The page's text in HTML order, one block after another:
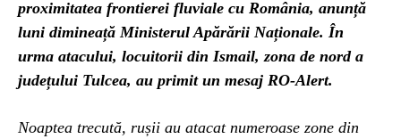
proximitatea frontierei fluviale cu România, anunță
luni dimineață Ministerul Apărării Naționale. În
urma atacului, locuitorii din Ismail, zona de nord a
județului Tulcea, au primit un mesaj RO-Alert.
Noaptea trecută, rușii au atacat numeroase zone din